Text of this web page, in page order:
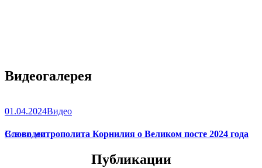
Видеогалерея
01.04.2024Видео
Слово митрополита Корнилия о Великом посте 2024 года
Все видео
Публикации